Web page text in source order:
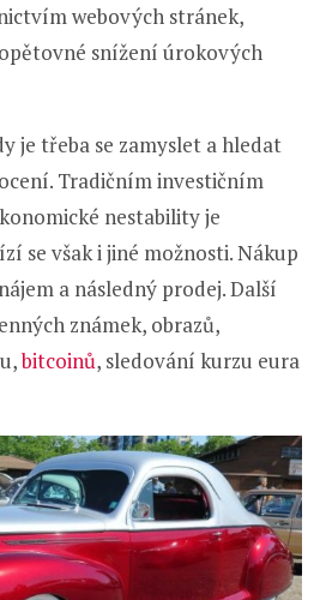
webových stránek,
snížení úrokových
je třeba se zamyslet a hledat
Tradičním investičním
nestability je
se však i jiné možnosti. Nákup
a následný prodej. Další
známek, obrazů,
bitcoinů, sledování kurzu eura